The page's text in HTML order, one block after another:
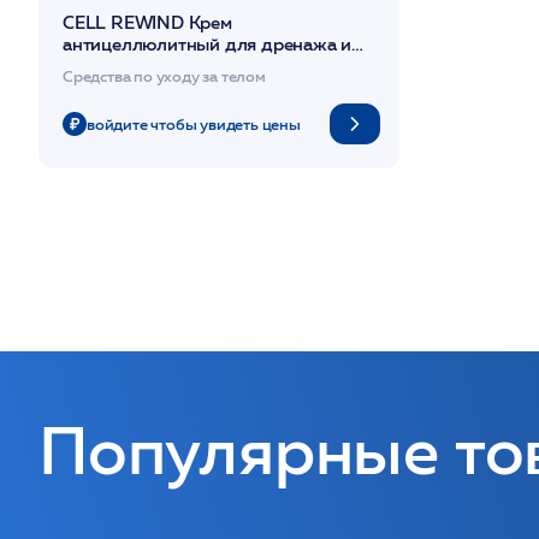
CELL REWIND Крем
антицеллюлитный для дренажа и
детоксикации 200 мл /DIBI
Средства по уходу за телом
войдите чтобы увидеть цены
Популярные